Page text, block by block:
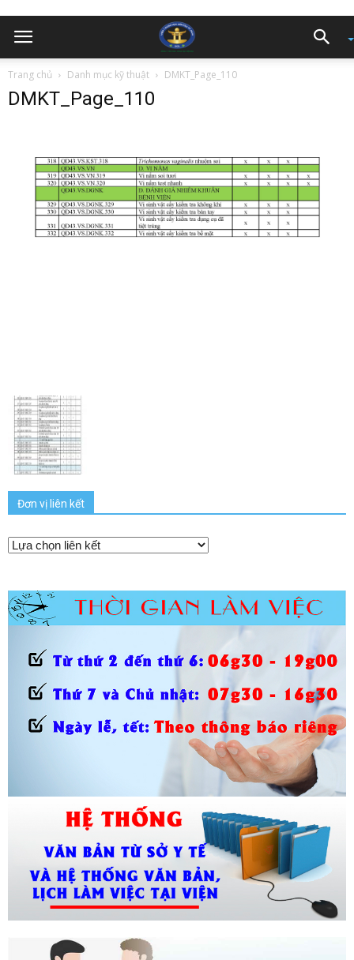
Trang chủ Danh mục kỹ thuật DMKT_Page_110
DMKT_Page_110
Đơn vị liên kết